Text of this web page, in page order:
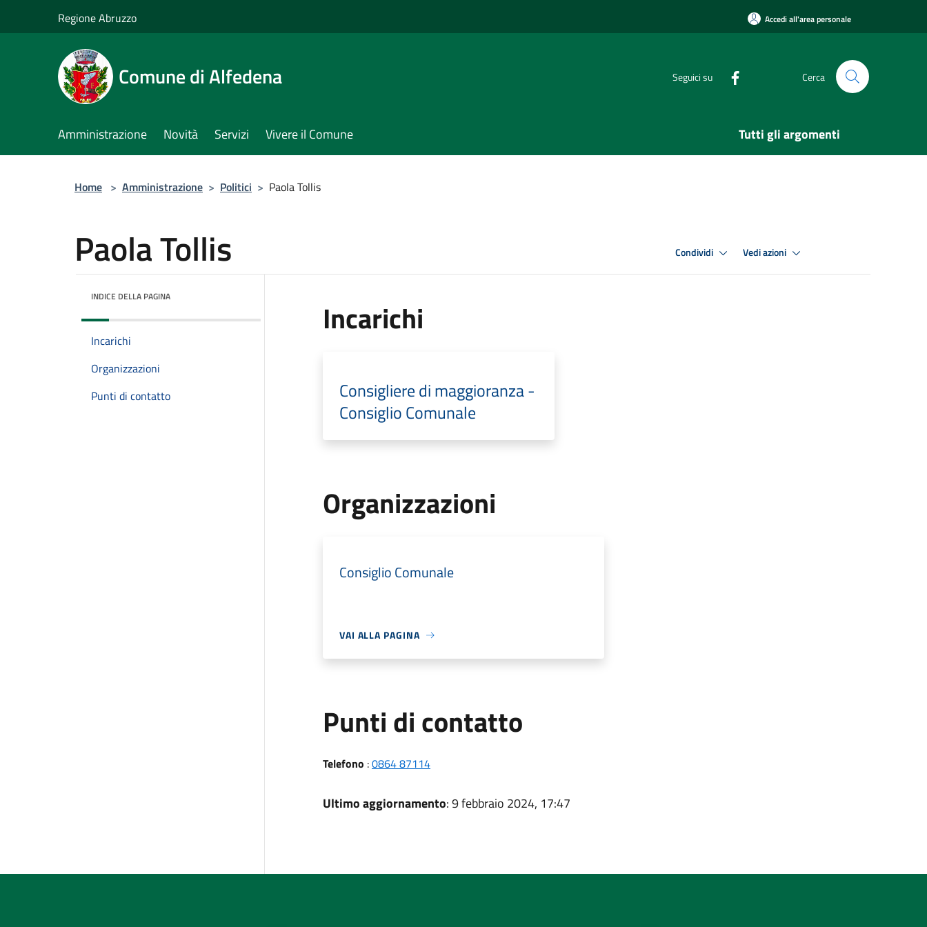
Regione Abruzzo Accedi all'area personale
Comune di Alfedena Seguici su Cerca
Amministrazione Novità Servizi Vivere il Comune Tutti gli argomenti
Home > Amministrazione > Politici > Paola Tollis
Paola Tollis Condividi Vedi azioni
INDICE DELLA PAGINA
Incarichi
Organizzazioni
Punti di contatto
Incarichi
Consigliere di maggioranza -
Consiglio Comunale
Organizzazioni
Consiglio Comunale
VAI ALLA PAGINA
Punti di contatto
Telefono :0864 87114
Ultimo aggiornamento: 9 febbraio 2024, 17:47